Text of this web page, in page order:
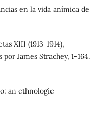
en la vida anímica de
XIII (1913-1914),
James Strachey, 1-164.
an ethnologic